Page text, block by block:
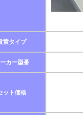
置タイプ
カー型番
ット価格